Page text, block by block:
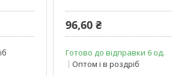
96,60 ₴
Готово до відправки 6 од.
Оптом і в роздріб